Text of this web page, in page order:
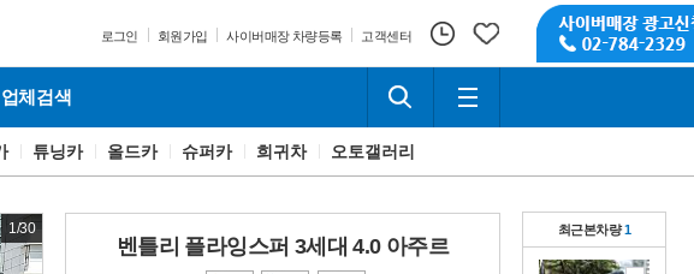
로그인 회원가입 사이버매장 차량등록 고객센터
업체검색
튜닝카 올드카 슈퍼카 희귀차 오토갤러리
1/30
벤틀리 플라잉스퍼 3세대 4.0 아주르
최근본차량1